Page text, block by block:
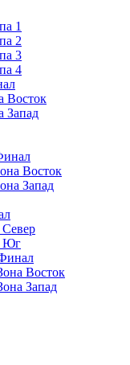
1
2
3
4
Восток
Запад
Восток
Запад
Север
Юг
Восток
Запад